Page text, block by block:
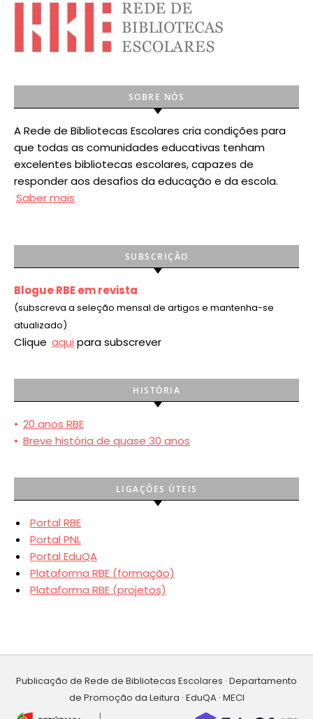
SOBRE NÓS
A Rede de Bibliotecas Escolares cria condições para
que todas as comunidades educativas tenham
excelentes bibliotecas escolares, capazes de
responder aos desafios da educação e da escola.
Saber mais
SUBSCRIÇÃO
Blogue RBE em revista
(subscreva a seleção mensal de artigos e mantenha-se
atualizado)
Clique aqui para subscrever
HISTÓRIA
• 20 anos RBE
• Breve história de quase 30 anos
LIGAÇÕES ÚTEIS
Portal RBE
Portal PNL
Portal EduQA
Plataforma RBE (formação)
Plataforma RBE (projetos)
Publicação de Rede de Bibliotecas Escolares · Departamento
de Promoção da Leitura · EduQA · MECI